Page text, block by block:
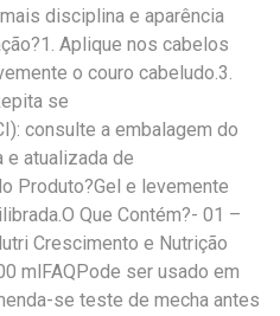
disciplina e aparência
Aplique nos cabelos
o couro cabeludo.3.
se
consulte a embalagem do
e atualizada de
Produto?Gel e levemente
Que Contém?- 01 –
Crescimento e Nutrição
mlFAQPode ser usado em
se teste de mecha antes